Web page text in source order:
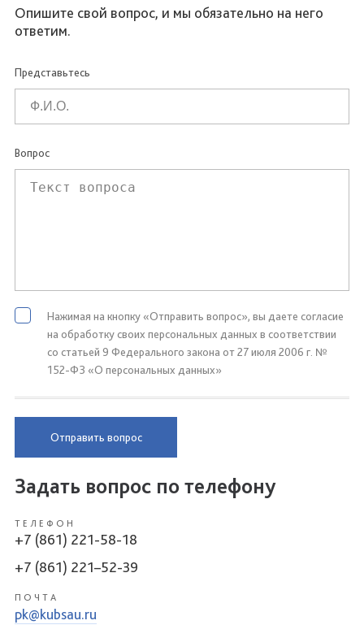
Опишите свой вопрос, и мы обязательно на него
ответим.
Представьтесь
Вопрос
Нажимая на кнопку «Отправить вопрос», вы даете согласие
на обработку своих персональных данных в соответствии
со статьей 9 Федерального закона от 27 июля 2006 г. №
152-ФЗ «О персональных данных»
Отправить вопрос
Задать вопрос по телефону
ТЕЛЕФОН
+7 (861) 221-58-18
+7 (861) 221–52-39
ПОЧТА
pk@kubsau.ru